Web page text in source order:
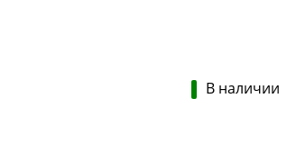
В наличии